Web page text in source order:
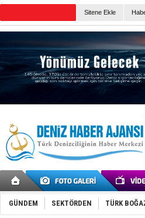
Sitene Ekle
GÜNDEM SEKTÖRDEN TÜRK